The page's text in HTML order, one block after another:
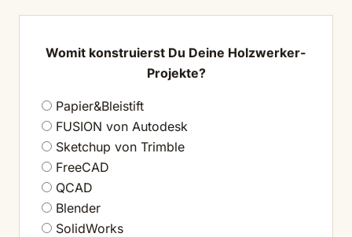
Womit konstruierst Du Deine Holzwerker-
Projekte?
Papier&Bleistift
FUSION von Autodesk
Sketchup von Trimble
FreeCAD
QCAD
Blender
SolidWorks